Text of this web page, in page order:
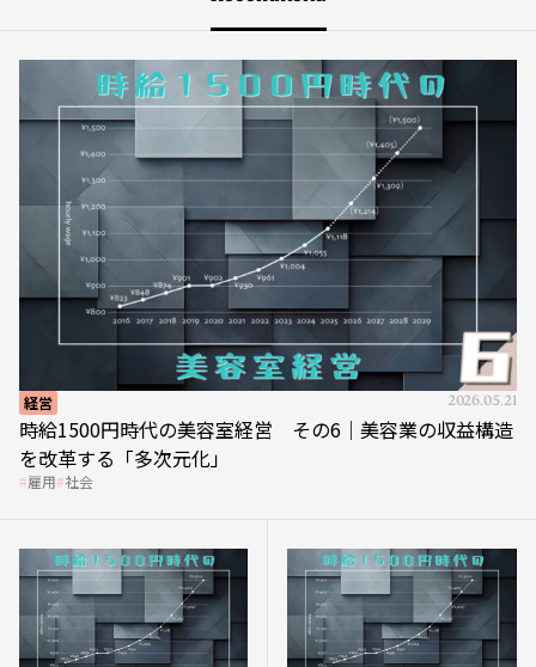
経営 2026.05.21
時給1500円時代の美容室経営 その6｜美容業の収益構造
を改革する「多次元化」
雇用 社会